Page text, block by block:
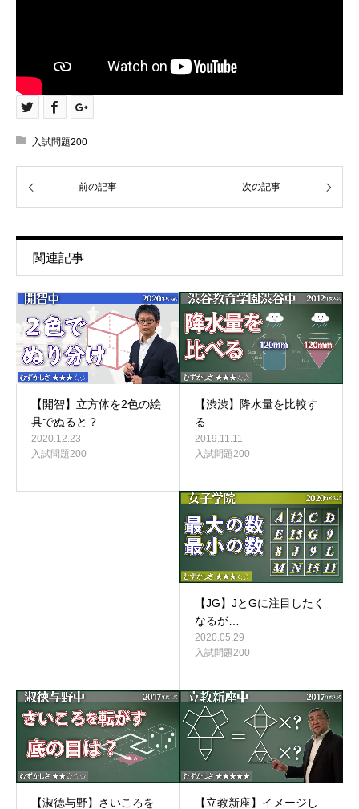
入試問題200
前の記事 次の記事
関連記事
【開智】立方体を2色の絵
具でぬると？
2020.12.23
入試問題200
【渋渋】降水量を比較す
る
2019.11.11
入試問題200
【JG】JとGに注目したく
なるが…
2020.05.29
入試問題200
【淑徳与野】さいころを 【立教新座】イメージし